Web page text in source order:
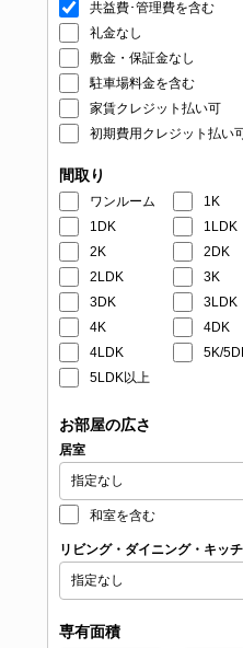
共益費･管理費を含む
礼金なし
敷金・保証金なし
駐車場料金を含む
家賃クレジット払い可
初期費用クレジット払い
間取り
ワンルーム
1K
1DK
1LDK
2K
2DK
2LDK
3K
3DK
3LDK
4K
4DK
4LDK
5K/
5LDK以上
お部屋の広さ
居室
和室を含む
リビング・ダイニング・キッ
専有面積